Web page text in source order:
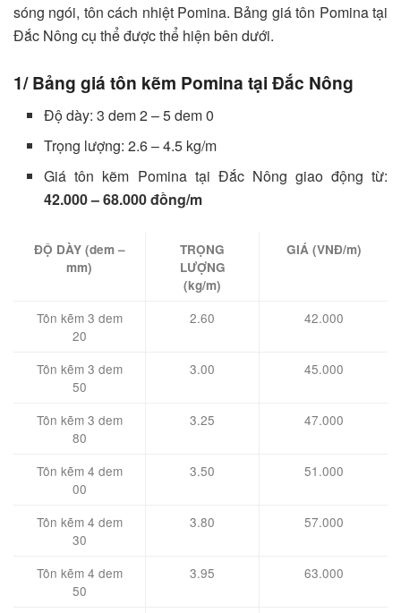
sóng ngói, tôn cách nhiệt Pomina. Bảng giá tôn Pomina tại
Đắc Nông cụ thể được thể hiện bên dưới.
1/ Bảng giá tôn kẽm Pomina tại Đắc Nông
Độ dày: 3 dem 2 – 5 dem 0
Trọng lượng: 2.6 – 4.5 kg/m
Giá tôn kẽm Pomina tại Đắc Nông giao động từ:
42.000 – 68.000 đồng/m
ĐỘ DÀY (dem –
mm)
TRỌNG
LƯỢNG
(kg/m)
GIÁ (VNĐ/m)
Tôn kẽm 3 dem
20
2.60 42.000
Tôn kẽm 3 dem
50
3.00 45.000
Tôn kẽm 3 dem
80
3.25 47.000
Tôn kẽm 4 dem
00
3.50 51.000
Tôn kẽm 4 dem
30
3.80 57.000
Tôn kẽm 4 dem
50
3.95 63.000